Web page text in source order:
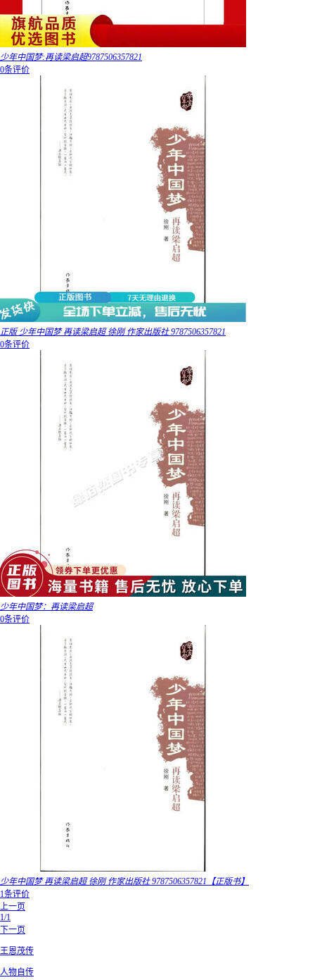
少年中国梦:再读梁启超9787506357821
0条评价
正版 少年中国梦 再读梁启超 徐刚 作家出版社 9787506357821
0条评价
少年中国梦：再读梁启超
0条评价
少年中国梦 再读梁启超 徐刚 作家出版社 9787506357821【正版书】
1条评价
上一页
1/1
下一页
王恩茂传
人物自传